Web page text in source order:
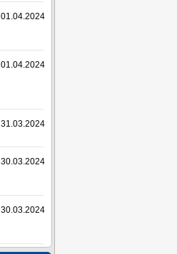
01.04.2024
01.04.2024
31.03.2024
30.03.2024
30.03.2024